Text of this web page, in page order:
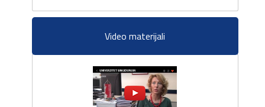
Video materijali